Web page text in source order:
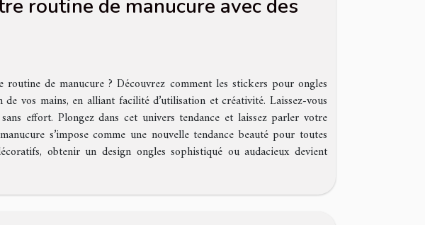
routine de manucure avec des
de manucure ? Découvrez comment les stickers pour ongles
vos mains, en alliant facilité d’utilisation et créativité. Laissez-vous
effort. Plongez dans cet univers tendance et laissez parler votre
s’impose comme une nouvelle tendance beauté pour toutes
obtenir un design ongles sophistiqué ou audacieux devient